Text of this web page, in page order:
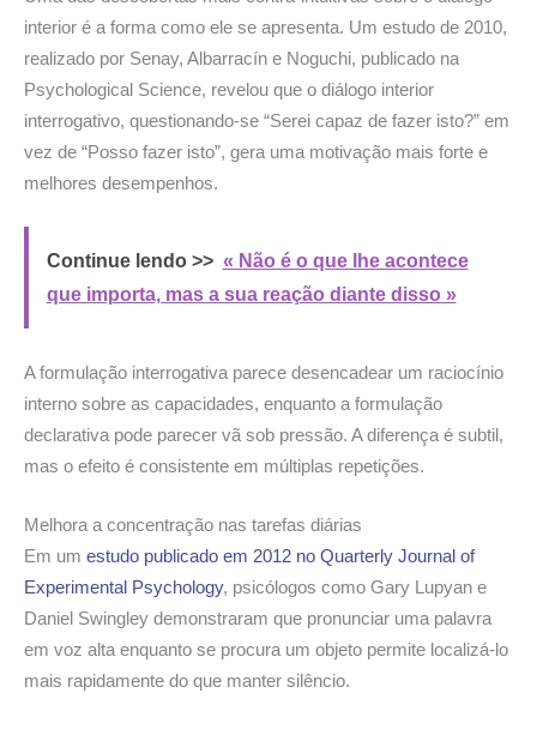
interior é a forma como ele se apresenta. Um estudo de 2010,
realizado por Senay, Albarracín e Noguchi, publicado na
Psychological Science, revelou que o diálogo interior
interrogativo, questionando-se “Serei capaz de fazer isto?” em
vez de “Posso fazer isto”, gera uma motivação mais forte e
melhores desempenhos.
Continue lendo >> « Não é o que lhe acontece
que importa, mas a sua reação diante disso »
A formulação interrogativa parece desencadear um raciocínio
interno sobre as capacidades, enquanto a formulação
declarativa pode parecer vã sob pressão. A diferença é subtil,
mas o efeito é consistente em múltiplas repetições.
Melhora a concentração nas tarefas diárias
Em um estudo publicado em 2012 no Quarterly Journal of
Experimental Psychology, psicólogos como Gary Lupyan e
Daniel Swingley demonstraram que pronunciar uma palavra
em voz alta enquanto se procura um objeto permite localizá-lo
mais rapidamente do que manter silêncio.